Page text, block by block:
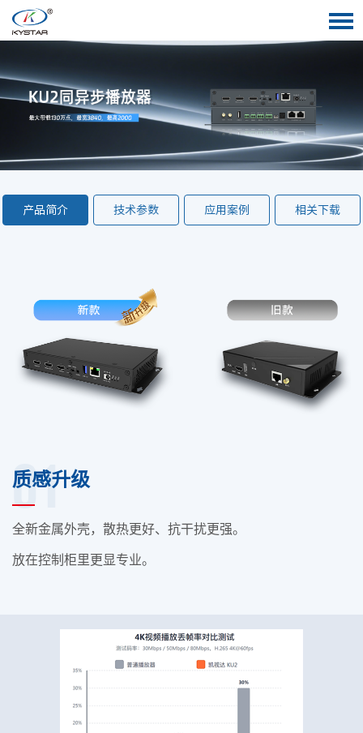
产品简介 技术参数 应用案例 相关下载
质感升级
01
全新金属外壳，散热更好、抗干扰更强。
放在控制柜里更显专业。